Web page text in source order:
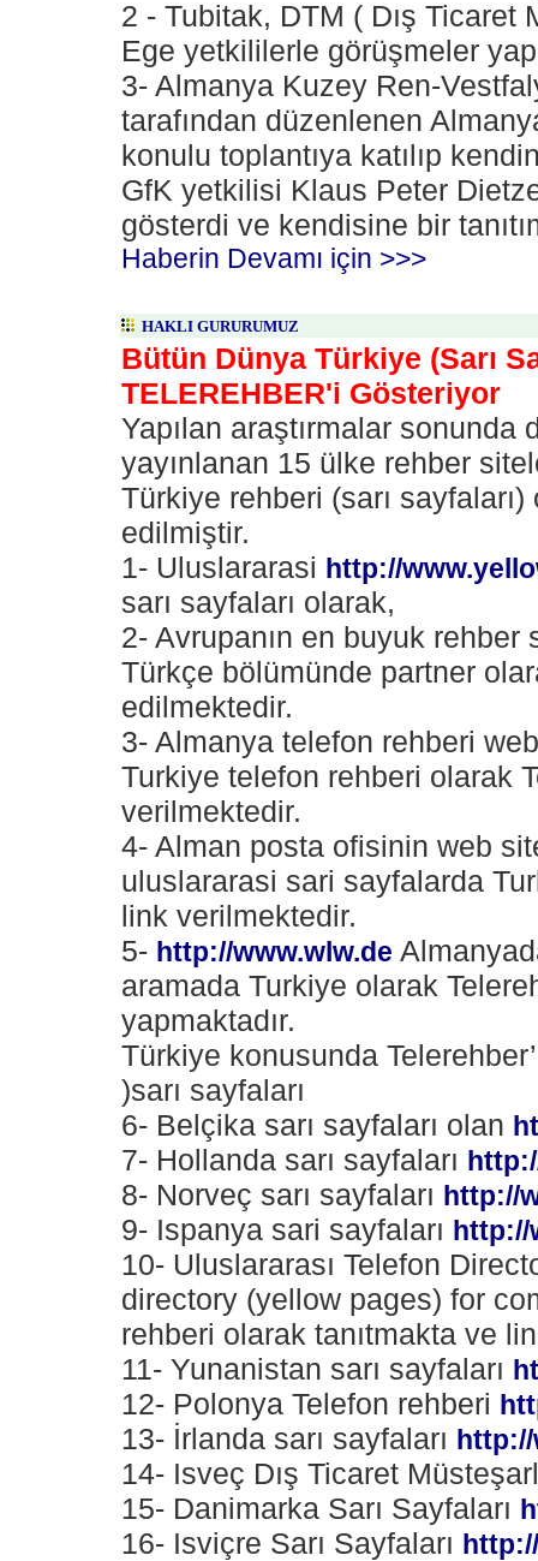
2 - Tubitak, DTM ( Dış Ticaret
Ege yetkililerle görüşmeler
3- Almanya Kuzey Ren-
tarafından düzenlenen
konulu toplantıya katılıp
GfK yetkilisi Klaus Peter
gösterdi ve kendisine bir
Haberin Devamı için >>>
HAKLI GURURUMUZ
Bütün Dünya Türkiye (Sarı
TELEREHBER'i Gösteriyor
Yapılan araştırmalar
yayınlanan 15 ülke rehber
Türkiye rehberi (sarı
edilmiştir.
1- Uluslararasi http://
sarı sayfaları olarak,
2- Avrupanın en buyuk rehber
Türkçe bölümünde partner
edilmektedir.
3- Almanya telefon rehberi
Turkiye telefon rehberi olarak
verilmektedir.
4- Alman posta ofisinin web
uluslararasi sari sayfalarda
link verilmektedir.
5- http://www.wlw.de
aramada Turkiye olarak
yapmaktadır.
Türkiye konusunda
)sarı sayfaları
6- Belçika sarı sayfaları olan
7- Hollanda sarı sayfaları
8- Norveç sarı sayfaları http://
9- Ispanya sari sayfaları http://
10- Uluslararası Telefon
directory (yellow pages) for
rehberi olarak tanıtmakta ve
11- Yunanistan sarı sayfaları
12- Polonya Telefon rehberi
13- İrlanda sarı sayfaları
14- Isveç Dış Ticaret
15- Danimarka Sarı Sayfaları
16- Isviçre Sarı Sayfaları